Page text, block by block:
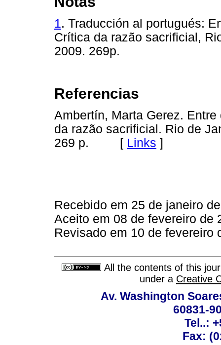
1. Traducción al portugués:
Crítica da razão sacrificial,
2009. 269p.
Referencias
Ambertín, Marta Gerez.
da razão sacrificial. Rio de
269 p. [ Links ]
Recebido em 25 de janeiro
Aceito em 08 de fevereiro de
Revisado em 10 de fevereiro
All the contents of this
under a Creative
Av. Washington
60831-
Tel..:
Fax: